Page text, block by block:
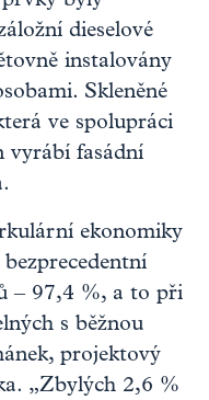
dieselové
instalovány
Skleněné
ve spolupráci
vyrábí fasádní
ekonomiky
– 97,4 %, a to při
s běžnou
projektový
„Zbylých 2,6 %